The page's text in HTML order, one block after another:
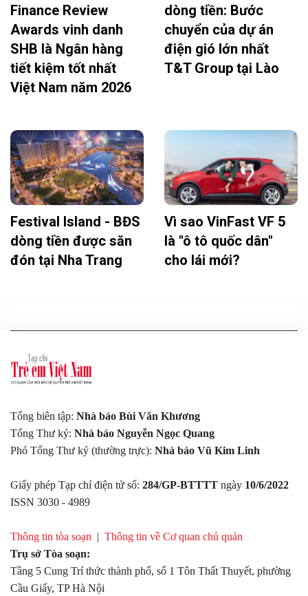
Finance Review
Awards vinh danh
SHB là Ngân hàng
tiết kiệm tốt nhất
Việt Nam năm 2026
dòng tiền: Bước
chuyển của dự án
điện gió lớn nhất
T&T Group tại Lào
Festival Island - BĐS
dòng tiền được săn
đón tại Nha Trang
Vì sao VinFast VF 5
là "ô tô quốc dân"
cho lái mới?
Tổng biên tập: Nhà báo Bùi Văn Khương
Tổng Thư ký: Nhà báo Nguyễn Ngọc Quang
Phó Tổng Thư ký (thường trực): Nhà báo Vũ Kim Linh
Giấy phép Tạp chí điện tử số: 284/GP-BTTTT ngày 10/6/2022
ISSN 3030 - 4989
Thông tin tòa soạn | Thông tin về Cơ quan chủ quản
Trụ sở Tòa soạn:
Tầng 5 Cung Trí thức thành phố, số 1 Tôn Thất Thuyết, phường
Cầu Giấy, TP Hà Nội